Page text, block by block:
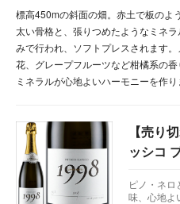
標高450mの斜面の畑。赤土で板のよ
太い骨格と、張りつめたようなミネ
みで行われ、ソフトプレスされます
花、グレープフルーツなど柑橘系の
ミネラルが心地よいハーモニーを作り
【売り
ッシコ
ピノ・ネ
味、心地よ